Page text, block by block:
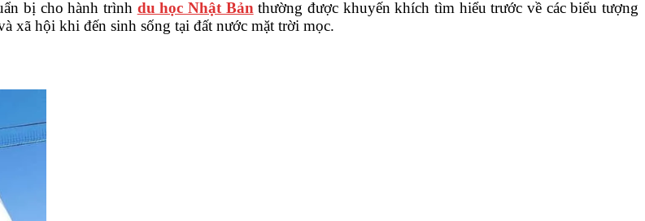
bị cho hành trình du học Nhật Bảnthường được khuyến khích tìm hiểu trước về các biểu tượng
xã hội khi đến sinh sống tại đất nước mặt trời mọc.